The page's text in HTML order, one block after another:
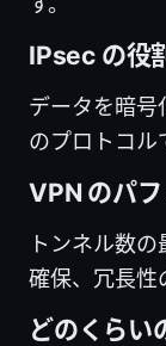
IPsec の役
データを暗号
のプロトコル
VPN のパ
トンネル数
確保、冗長性
どのくらい